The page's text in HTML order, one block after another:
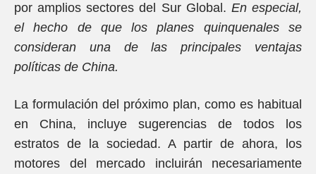
por amplios sectores del Sur Global. En especial,
el hecho de que los planes quinquenales se
consideran una de las principales ventajas
políticas de China.
La formulación del próximo plan, como es habitual
en China, incluye sugerencias de todos los
estratos de la sociedad. A partir de ahora, los
motores del mercado incluirán necesariamente